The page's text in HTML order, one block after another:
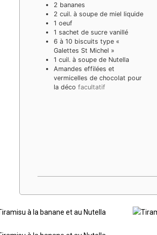
2 bananes
2 cuil. à soupe de miel liquide
1 oeuf
1 sachet de sucre vanillé
6 à 10 biscuits type «
Galettes St Michel »
1 cuil. à soupe de Nutella
Amandes effilées et
vermicelles de chocolat pour
la déco facultatif